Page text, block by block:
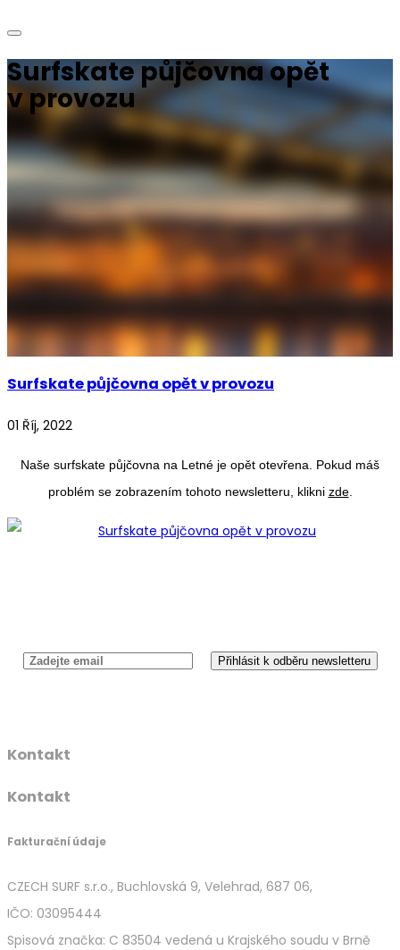
Surfskate půjčovna opět
v provozu
Surfskate půjčovna opět v provozu
01 Říj, 2022
Naše surfskate půjčovna na Letné je opět otevřena. Pokud máš
problém se zobrazením tohoto newsletteru, klikni zde.
Kontakt
Kontakt
Fakturační údaje
CZECH SURF s.r.o., Buchlovská 9, Velehrad, 687 06,
IČO: 03095444
Spisová značka: C 83504 vedená u Krajského soudu v Brně